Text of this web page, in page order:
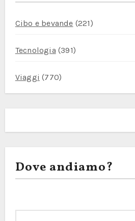
Cibo e bevande (221)
Tecnologia (391)
Viaggi (770)
Dove andiamo?